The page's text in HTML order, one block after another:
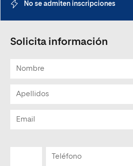
No se admiten inscripciones
Solicita información